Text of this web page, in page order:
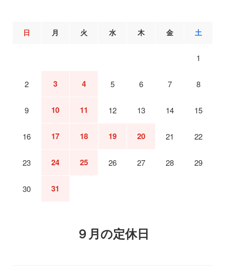
日 月 火 水 木 金 土
1
2 3 4 5 6 7 8
9 10 11 12 13 14 15
16 17 18 19 20 21 22
23 24 25 26 27 28 29
30 31
９月の定休日